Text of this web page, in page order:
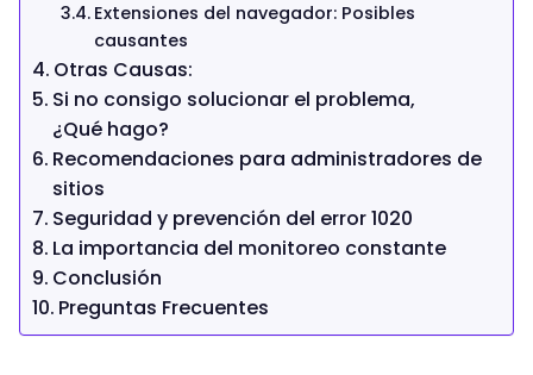
Extensiones del navegador: Posibles
causantes
Otras Causas:
Si no consigo solucionar el problema,
¿Qué hago?
Recomendaciones para administradores de
sitios
Seguridad y prevención del error 1020
La importancia del monitoreo constante
Conclusión
Preguntas Frecuentes